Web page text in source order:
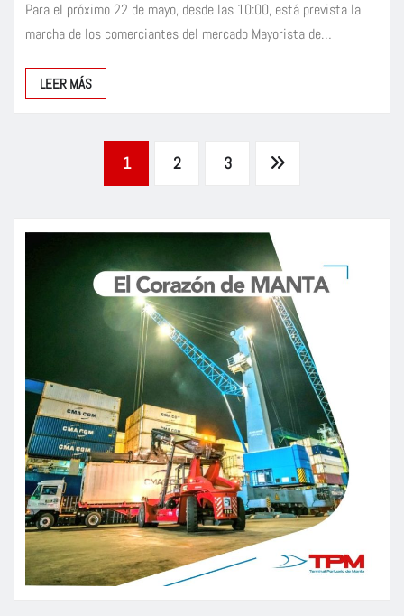
Para el próximo 22 de mayo, desde las 10:00, está prevista la
marcha de los comerciantes del mercado Mayorista de…
LEER MÁS
Paginación
de
entradas
1 2 3